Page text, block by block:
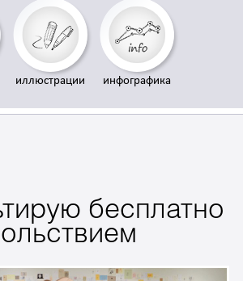
иллюстрации инфографика
бесплатно